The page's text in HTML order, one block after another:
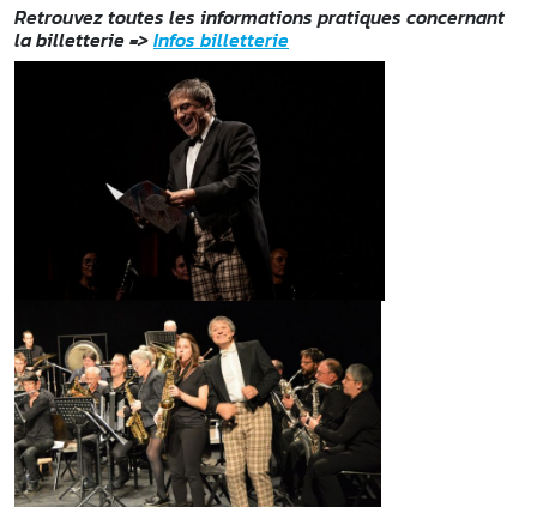
Retrouvez toutes les informations pratiques concernant
la billetterie =>Infos billetterie